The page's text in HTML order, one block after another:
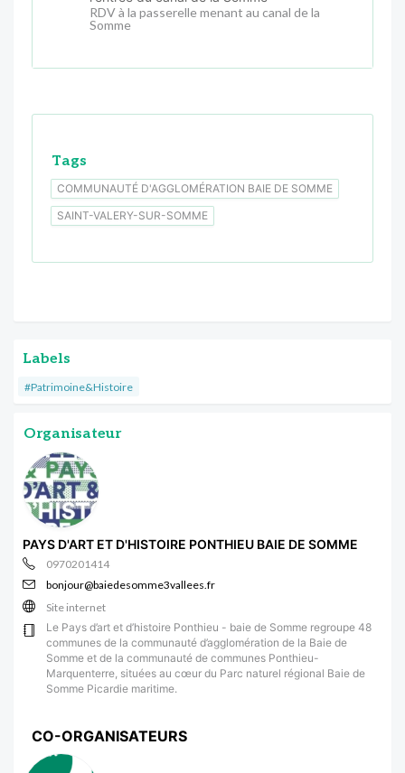
RDV à la passerelle menant au canal de la
Somme
Tags
COMMUNAUTÉ D'AGGLOMÉRATION BAIE DE SOMME
SAINT-VALERY-SUR-SOMME
Labels
#Patrimoine&Histoire
Organisateur
PAYS D'ART ET D'HISTOIRE PONTHIEU BAIE DE SOMME
0970201414
bonjour@baiedesomme3vallees.fr
Site internet
Le Pays d’art et d’histoire Ponthieu - baie de Somme regroupe 48
communes de la communauté d’agglomération de la Baie de
Somme et de la communauté de communes Ponthieu-
Marquenterre, situées au cœur du Parc naturel régional Baie de
Somme Picardie maritime.
CO-ORGANISATEURS